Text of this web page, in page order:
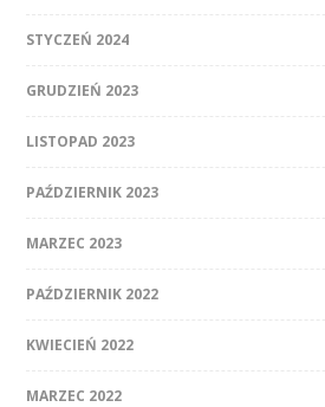
STYCZEŃ 2024
GRUDZIEŃ 2023
LISTOPAD 2023
PAŹDZIERNIK 2023
MARZEC 2023
PAŹDZIERNIK 2022
KWIECIEŃ 2022
MARZEC 2022